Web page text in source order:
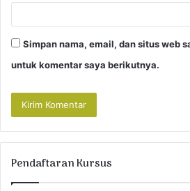
Simpan nama, email, dan situs web
untuk komentar saya berikutnya.
Pendaftaran Kursus